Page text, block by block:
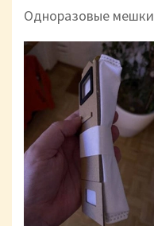
Одноразовые мешки